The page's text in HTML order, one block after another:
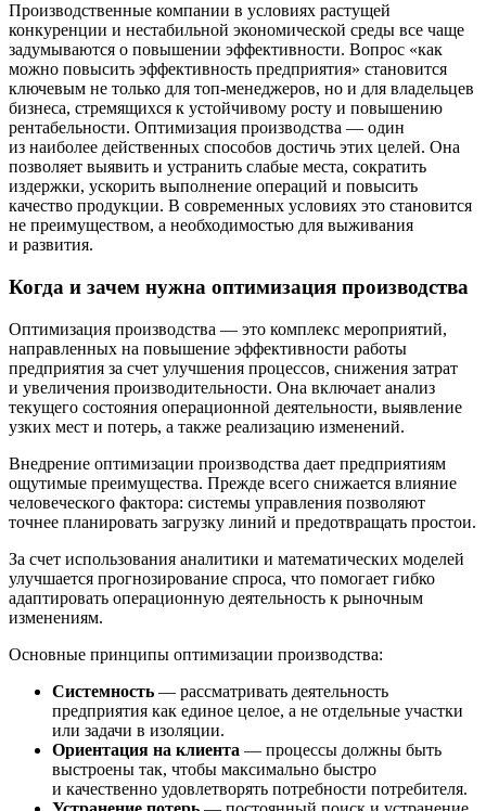
Производственные компании в условиях растущей
конкуренции и нестабильной экономической среды все чаще
задумываются о повышении эффективности. Вопрос «как
можно повысить эффективность предприятия» становится
ключевым не только для топ-менеджеров, но и для владельцев
бизнеса, стремящихся к устойчивому росту и повышению
рентабельности. Оптимизация производства — один
из наиболее действенных способов достичь этих целей. Она
позволяет выявить и устранить слабые места, сократить
издержки, ускорить выполнение операций и повысить
качество продукции. В современных условиях это становится
не преимуществом, а необходимостью для выживания
и развития.
Когда и зачем нужна оптимизация производства
Оптимизация производства — это комплекс мероприятий,
направленных на повышение эффективности работы
предприятия за счет улучшения процессов, снижения затрат
и увеличения производительности. Она включает анализ
текущего состояния операционной деятельности, выявление
узких мест и потерь, а также реализацию изменений.
Внедрение оптимизации производства дает предприятиям
ощутимые преимущества. Прежде всего снижается влияние
человеческого фактора: системы управления позволяют
точнее планировать загрузку линий и предотвращать простои.
За счет использования аналитики и математических моделей
улучшается прогнозирование спроса, что помогает гибко
адаптировать операционную деятельность к рыночным
изменениям.
Основные принципы оптимизации производства:
Системность — рассматривать деятельность
предприятия как единое целое, а не отдельные участки
или задачи в изоляции.
Ориентация на клиента — процессы должны быть
выстроены так, чтобы максимально быстро
и качественно удовлетворять потребности потребителя.